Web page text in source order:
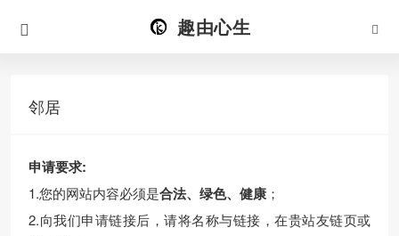
趣由心生
邻居
申请要求:
1.您的网站内容必须是合法、绿色、健康 ；
2.向我们申请链接后，请将名称与链接，在贵站友链页或